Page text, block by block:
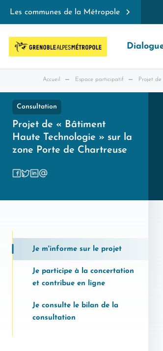
Les communes de la Métropole
Accueil Espace participatif Projet
Consultation
Projet de « Bâtiment
Haute Technologie » sur la
zone Porte de Chartreuse
Je m'informe sur le projet
Je participe à la concertation
et contribue en ligne
Je consulte le bilan de la
consultation